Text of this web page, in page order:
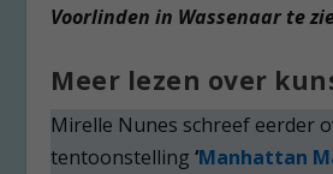
Voorlinden in Wassenaar te
Meer lezen over
Mirelle Nunes schreef eerder
tentoonstelling ‘Manhattan